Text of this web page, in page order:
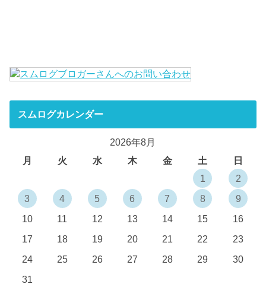
スムログカレンダー
2026年8月
月
火 水 木 金 土
日
1
2
3
4 5 6 7 8
9
10
11 12 13 14 15
16
17
18 19 20 21 22
23
24
25 26 27 28 29
30
31